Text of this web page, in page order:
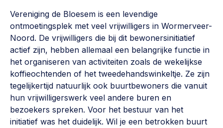
Meebeslissen
Uitdaagrecht, gemeenschapsfondsen, lokale democratie >
Samenwerken en lokale politiek
Lobbyen, invloed uitoefenen, maatschappelijke impact >
Omgevingswet en gebiedsontwikkeling
invoering omgevingswet, participatie,
gebiedsontwikkeling>
Vereniging de Bloesem is een levendige
ontmoetingsplek met veel vrijwilligers in Wormerveer-
Noord. De vrijwilligers die bij dit bewonersinitiatief
actief zijn, hebben allemaal een belangrijke functie in
het organiseren van activiteiten zoals de wekelijkse
koffieochtenden of het tweedehandswinkeltje. Ze zijn
tegelijkertijd natuurlijk ook buurtbewoners die vanuit
hun vrijwilligerswerk veel andere buren en
bezoekers spreken. Voor het bestuur van het
initiatief was het duidelijk. Wil je een betrokken buurt